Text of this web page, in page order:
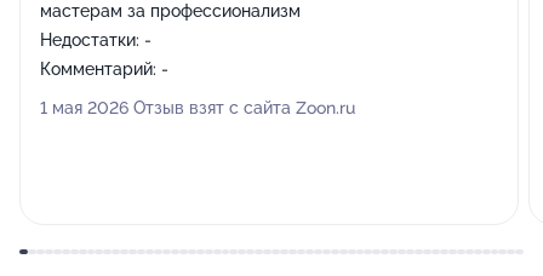
мастерам за профессионализм
Недостатки: -
Комментарий: -
1 мая 2026 Отзыв взят с сайта Zoon.ru